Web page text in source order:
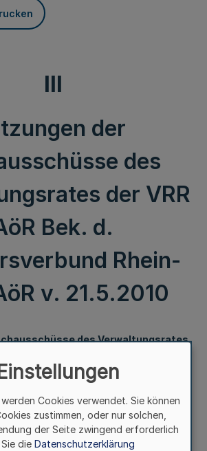
III
der
des
der VRR
Bek. d.
Rhein-
v. 21.5.2010
des Verwaltungsrates
Rhein-Ruhr AöR v. 21.5.2010
die Sitzung des Verwaltungsrates der
finden folgende Sitzungen der
Cookies verwendet. Sie können
zustimmen, oder nur solchen,
der Seite zwingend erforderlich
die Datenschutzerklärung